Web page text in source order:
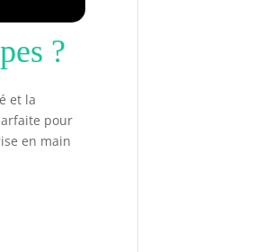
?
et la
pour
en main